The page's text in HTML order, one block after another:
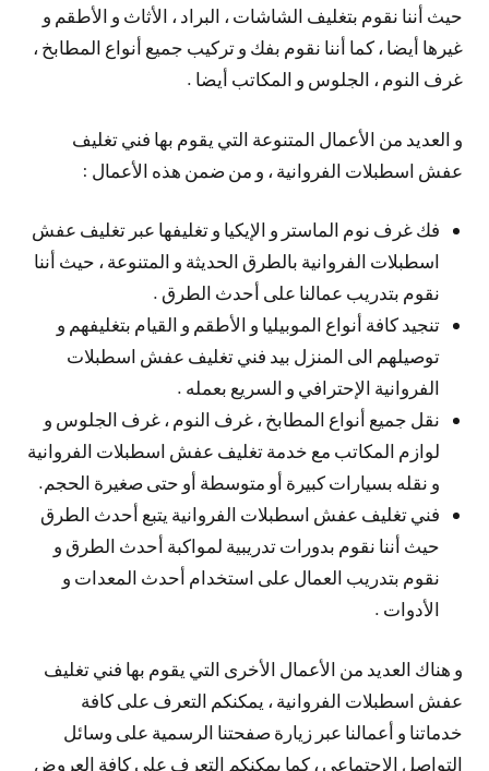
حيث أننا نقوم بتغليف الشاشات ، البراد ، الأثاث و الأطقم و
غيرها أيضا ، كما أننا نقوم بفك و تركيب جميع أنواع المطابخ ،
غرف النوم ، الجلوس و المكاتب أيضا .
و العديد من الأعمال المتنوعة التي يقوم بها فني تغليف
عفش اسطبلات الفروانية ، و من ضمن هذه الأعمال :
فك غرف نوم الماستر و الإيكيا و تغليفها عبر تغليف عفش
اسطبلات الفروانية بالطرق الحديثة و المتنوعة ، حيث أننا
نقوم بتدريب عمالنا على أحدث الطرق .
تنجيد كافة أنواع الموبيليا و الأطقم و القيام بتغليفهم و
توصيلهم الى المنزل بيد فني تغليف عفش اسطبلات
الفروانية الإحترافي و السريع بعمله .
نقل جميع أنواع المطابخ ، غرف النوم ، غرف الجلوس و
لوازم المكاتب مع خدمة تغليف عفش اسطبلات الفروانية
و نقله بسيارات كبيرة أو متوسطة أو حتى صغيرة الحجم.
فني تغليف عفش اسطبلات الفروانية يتبع أحدث الطرق
حيث أننا نقوم بدورات تدريبية لمواكبة أحدث الطرق و
نقوم بتدريب العمال على استخدام أحدث المعدات و
الأدوات .
و هناك العديد من الأعمال الأخرى التي يقوم بها فني تغليف
عفش اسطبلات الفروانية ، يمكنكم التعرف على كافة
خدماتنا و أعمالنا عبر زيارة صفحتنا الرسمية على وسائل
التواصل الإجتماعي ، كما يمكنكم التعرف على كافة العروض